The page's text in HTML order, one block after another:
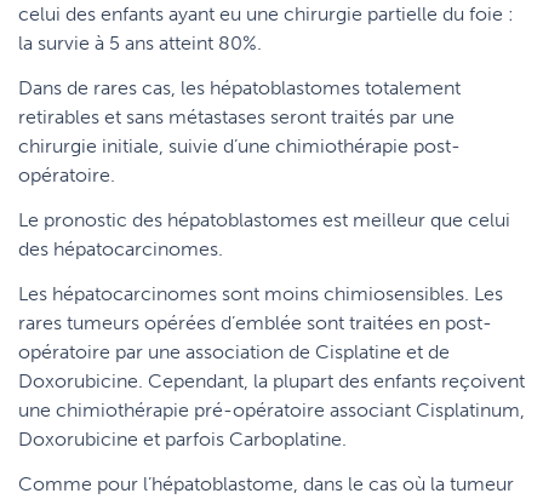
celui des enfants ayant eu une chirurgie partielle du foie :
la survie à 5 ans atteint 80%.
Dans de rares cas, les hépatoblastomes totalement
retirables et sans métastases seront traités par une
chirurgie initiale, suivie d’une chimiothérapie post-
opératoire.
Le pronostic des hépatoblastomes est meilleur que celui
des hépatocarcinomes.
Les hépatocarcinomes sont moins chimiosensibles. Les
rares tumeurs opérées d’emblée sont traitées en post-
opératoire par une association de Cisplatine et de
Doxorubicine. Cependant, la plupart des enfants reçoivent
une chimiothérapie pré-opératoire associant Cisplatinum,
Doxorubicine et parfois Carboplatine.
Comme pour l’hépatoblastome, dans le cas où la tumeur